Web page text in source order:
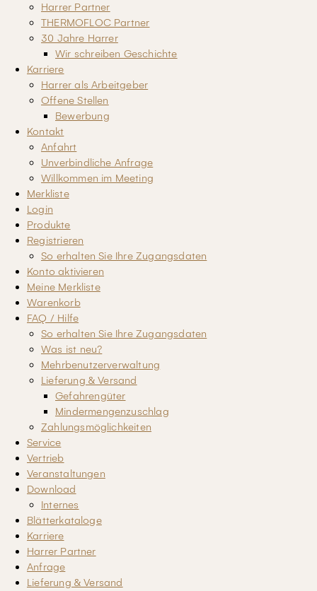
Harrer Partner
THERMOFLOC Partner
30 Jahre Harrer
Wir schreiben Geschichte
Karriere
Harrer als Arbeitgeber
Offene Stellen
Bewerbung
Kontakt
Anfahrt
Unverbindliche Anfrage
Willkommen im Meeting
Merkliste
Login
Produkte
Registrieren
So erhalten Sie Ihre Zugangsdaten
Konto aktivieren
Meine Merkliste
Warenkorb
FAQ / Hilfe
So erhalten Sie Ihre Zugangsdaten
Was ist neu?
Mehrbenutzerverwaltung
Lieferung & Versand
Gefahrengüter
Mindermengenzuschlag
Zahlungsmöglichkeiten
Service
Vertrieb
Veranstaltungen
Download
Internes
Blätterkataloge
Karriere
Harrer Partner
Anfrage
Lieferung & Versand